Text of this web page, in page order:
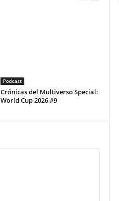
Podcast
Crónicas del Multiverso Special:
World Cup 2026 #9